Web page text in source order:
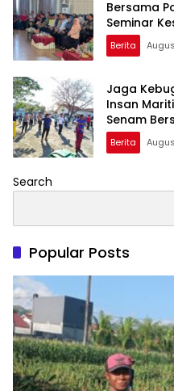
Bersama
Seminar
Kehidupan”
Berita
Jaga
Insan
Senam
Berita
Search
Popular Posts